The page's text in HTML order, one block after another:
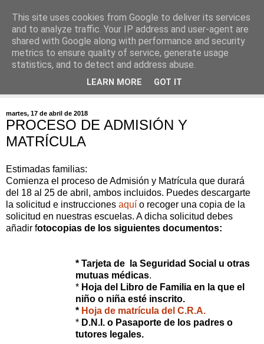
martes, 17 de abril de 2018
PROCESO DE ADMISIÓN Y
MATRÍCULA
Estimadas familias:
Comienza el proceso de Admisión y Matrícula que durará
del 18 al 25 de abril, ambos incluidos. Puedes descargarte
la solicitud e instrucciones aquí o recoger una copia de la
solicitud en nuestras escuelas. A dicha solicitud debes
añadir fotocopias de los siguientes documentos:
* Tarjeta de la Seguridad Social u otras
mutuas médicas.
* Hoja del Libro de Familia en la que el
niño o niña esté inscrito.
* Hoja de matrícula del C.R.A.
* D.N.I. o Pasaporte de los padres o
tutores legales.
This site uses cookies from Google to deliver its services
and to analyze traffic. Your IP address and user-agent are
shared with Google along with performance and security
metrics to ensure quality of service, generate usage
statistics, and to detect and address abuse.
LEARN MORE GOT IT